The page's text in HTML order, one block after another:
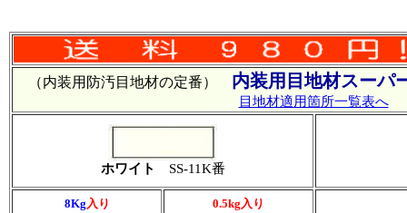
（内装用防汚目地材の定番） 内装用目地材スーパ
目地材適用箇所一覧表へ
ホワイト SS-11K番
8Kg入り
0.5kg入り